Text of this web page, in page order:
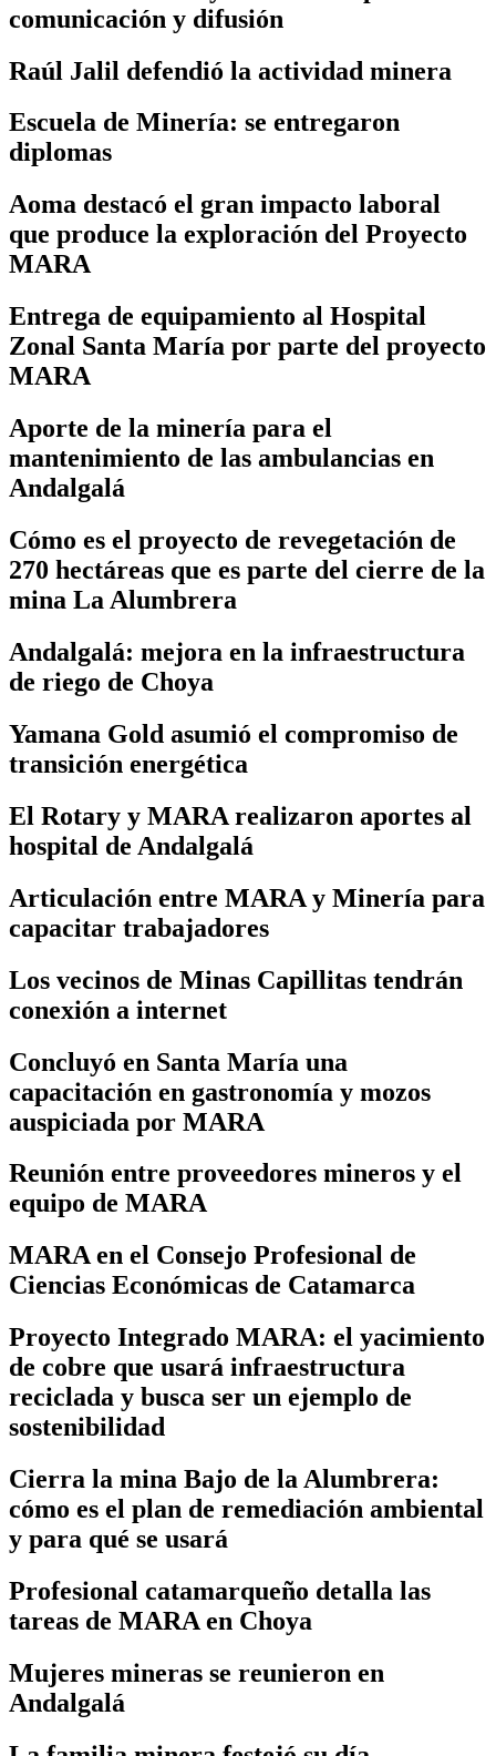
comunicación y difusión
Raúl Jalil defendió la actividad minera
Escuela de Minería: se entregaron
diplomas
Aoma destacó el gran impacto laboral
que produce la exploración del Proyecto
MARA
Entrega de equipamiento al Hospital
Zonal Santa María por parte del proyecto
MARA
Aporte de la minería para el
mantenimiento de las ambulancias en
Andalgalá
Cómo es el proyecto de revegetación de
270 hectáreas que es parte del cierre de la
mina La Alumbrera
Andalgalá: mejora en la infraestructura
de riego de Choya
Yamana Gold asumió el compromiso de
transición energética
El Rotary y MARA realizaron aportes al
hospital de Andalgalá
Articulación entre MARA y Minería para
capacitar trabajadores
Los vecinos de Minas Capillitas tendrán
conexión a internet
Concluyó en Santa María una
capacitación en gastronomía y mozos
auspiciada por MARA
Reunión entre proveedores mineros y el
equipo de MARA
MARA en el Consejo Profesional de
Ciencias Económicas de Catamarca
Proyecto Integrado MARA: el yacimiento
de cobre que usará infraestructura
reciclada y busca ser un ejemplo de
sostenibilidad
Cierra la mina Bajo de la Alumbrera:
cómo es el plan de remediación ambiental
y para qué se usará
Profesional catamarqueño detalla las
tareas de MARA en Choya
Mujeres mineras se reunieron en
Andalgalá